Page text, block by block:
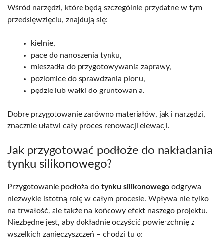
Wśród narzędzi, które będą szczególnie przydatne w tym
przedsięwzięciu, znajdują się:
kielnie,
pace do nanoszenia tynku,
mieszadła do przygotowywania zaprawy,
poziomice do sprawdzania pionu,
pędzle lub wałki do gruntowania.
Dobre przygotowanie zarówno materiałów, jak i narzędzi,
znacznie ułatwi cały proces renowacji elewacji.
Jak przygotować podłoże do nakładania
tynku silikonowego?
Przygotowanie podłoża do tynku silikonowego odgrywa
niezwykle istotną rolę w całym procesie. Wpływa nie tylko
na trwałość, ale także na końcowy efekt naszego projektu.
Niezbędne jest, aby dokładnie oczyścić powierzchnię z
wszelkich zanieczyszczeń – chodzi tu o: